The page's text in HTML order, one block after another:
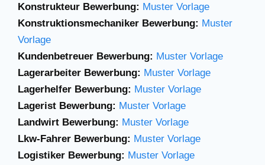
Konstrukteur Bewerbung: Muster Vorlage
Konstruktionsmechaniker Bewerbung: Muster
Vorlage
Kundenbetreuer Bewerbung: Muster Vorlage
Lagerarbeiter Bewerbung: Muster Vorlage
Lagerhelfer Bewerbung: Muster Vorlage
Lagerist Bewerbung: Muster Vorlage
Landwirt Bewerbung: Muster Vorlage
Lkw-Fahrer Bewerbung: Muster Vorlage
Logistiker Bewerbung: Muster Vorlage